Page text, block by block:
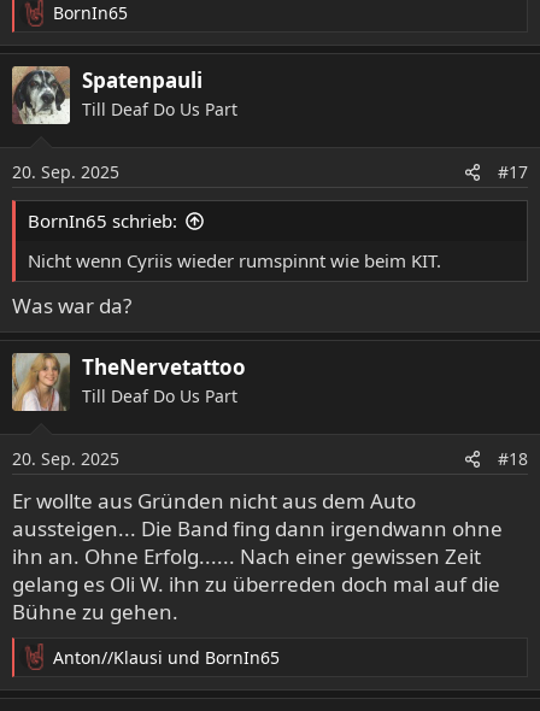
R
e
a
k
t
n
e
n
BornIn65
Spatenpauli
Till Deaf Do Us Part
20. Sep. 2025 #17
BornIn65 schrieb:
Nicht wenn Cyriis wieder rumspinnt wie beim KIT.
Was war da?
TheNervetattoo
Till Deaf Do Us Part
20. Sep. 2025 #18
Er wollte aus Gründen nicht aus dem Auto
aussteigen... Die Band fing dann irgendwann ohne
ihn an. Ohne Erfolg...... Nach einer gewissen Zeit
gelang es Oli W. ihn zu überreden doch mal auf die
Bühne zu gehen.
R
e
Anton//Klausi und BornIn65